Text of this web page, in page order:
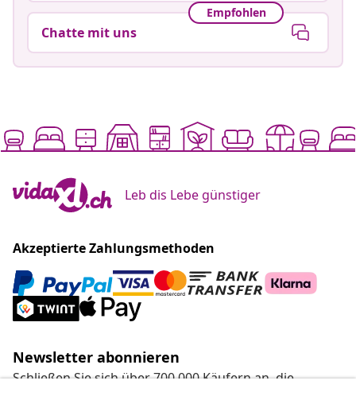
Empfohlen
Chatte mit uns
Leb dis Lebe günstiger
Akzeptierte Zahlungsmethoden
Newsletter abonnieren
Schließen Sie sich über 700.000 Käufern an, die